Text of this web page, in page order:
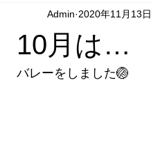
10月は…
Admin 2020年11月13日
バレーをしました🏐